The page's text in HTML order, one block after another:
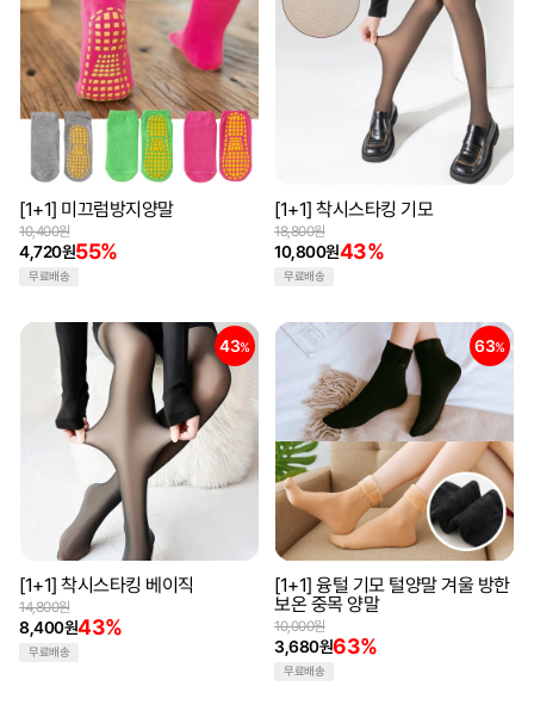
[1+1] 미끄럼방지양말
4,720원55%
10,400원
무료배송
[1+1] 착시스타킹 기모
10,800원43%
18,800원
무료배송
43%
[1+1] 착시스타킹 베이직
8,400원43%
14,800원
무료배송
63%
[1+1] 융털 기모 털양말 겨울 방한
보온 중목 양말
3,680원63%
10,000원
무료배송